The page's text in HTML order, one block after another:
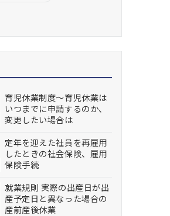
育児休業制度～育児休業は
いつまでに申請するのか、
変更したい場合は
定年を迎えた社員を再雇用
したときの社会保険、雇用
保険手続
就業規則 実際の出産日が出
産予定日と異なった場合の
産前産後休業